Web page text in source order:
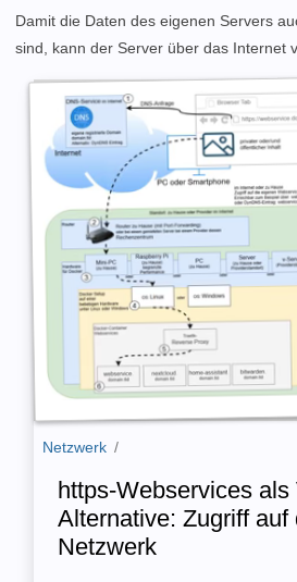
Damit die Daten des eigenen Servers
sind, kann der Server über das Internet
Netzwerk /
https-Webservices als
Alternative: Zugriff auf
Netzwerk